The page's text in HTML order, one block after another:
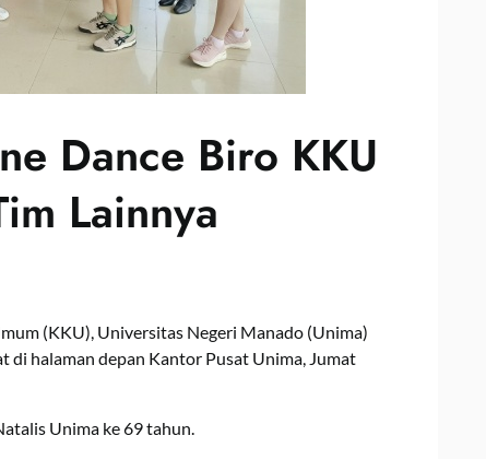
Dance Biro KKU
Lainnya
(KKU), Universitas Negeri Manado (Unima)
di halaman depan Kantor Pusat Unima, Jumat
Unima ke 69 tahun.